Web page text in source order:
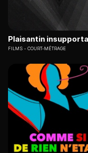
Plaisantin
FILMS COURT-MÉTRAGE